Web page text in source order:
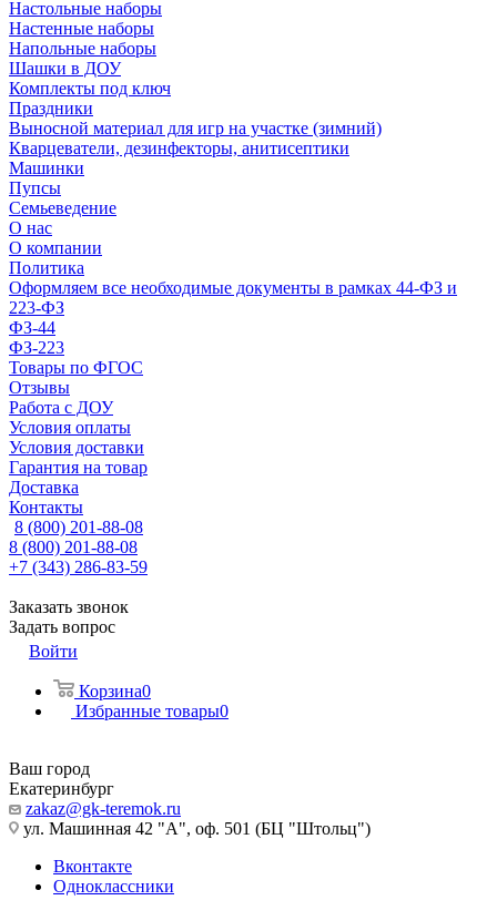
Настольные наборы
Настенные наборы
Напольные наборы
Шашки в ДОУ
Комплекты под ключ
Праздники
Выносной материал для игр на участке (зимний)
Кварцеватели, дезинфекторы, анитисептики
Машинки
Пупсы
Семьеведение
О нас
О компании
Политика
Оформляем все необходимые документы в рамках 44-ФЗ и
223-ФЗ
ФЗ-44
ФЗ-223
Товары по ФГОС
Отзывы
Работа с ДОУ
Условия оплаты
Условия доставки
Гарантия на товар
Доставка
Контакты
8 (800) 201-88-08
8 (800) 201-88-08
+7 (343) 286-83-59
Заказать звонок
Задать вопрос
Войти
Корзина0
Избранные товары0
Ваш город
Екатеринбург
zakaz@gk-teremok.ru
ул. Машинная 42 "А", оф. 501 (БЦ "Штольц")
Вконтакте
Одноклассники